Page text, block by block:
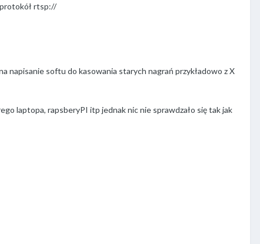
protokół rtsp://
napisanie softu do kasowania starych nagrań przykładowo z X
laptopa, rapsberyPI itp jednak nic nie sprawdzało się tak jak